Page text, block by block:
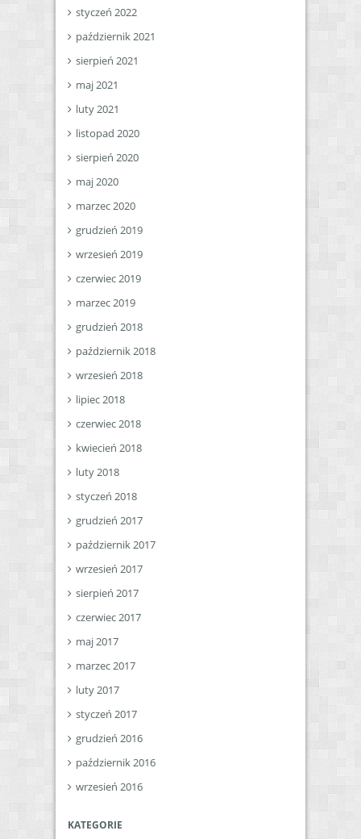
styczeń 2022
październik 2021
sierpień 2021
maj 2021
luty 2021
listopad 2020
sierpień 2020
maj 2020
marzec 2020
grudzień 2019
wrzesień 2019
czerwiec 2019
marzec 2019
grudzień 2018
październik 2018
wrzesień 2018
lipiec 2018
czerwiec 2018
kwiecień 2018
luty 2018
styczeń 2018
grudzień 2017
październik 2017
wrzesień 2017
sierpień 2017
czerwiec 2017
maj 2017
marzec 2017
luty 2017
styczeń 2017
grudzień 2016
październik 2016
wrzesień 2016
KATEGORIE